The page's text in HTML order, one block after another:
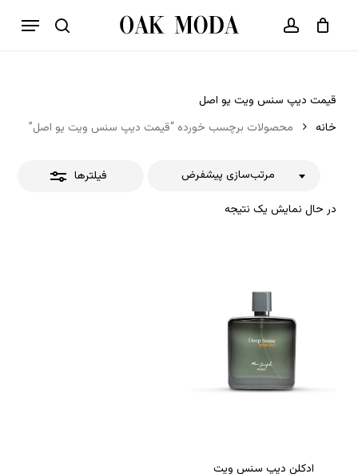
جستجو حساب کاربری
فهرست
سبد خرید بستن
قیمت دیپ سنس ویت یو اصل
خانه
محصولات برچسب خورده “قیمت دیپ سنس ویت یو اصل”
فیلترها
در حال نمایش یک نتیجه
مرتب‌سازی پیشفرض
بستن
ادکلن دیپ سنس ویت